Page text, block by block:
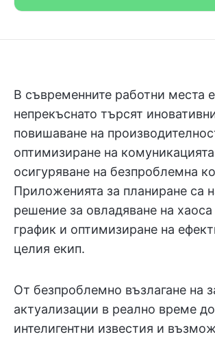
В съвременните работни места
непрекъснато търсят
повишаване на
оптимизиране на
осигуряване на безпроблемна
Приложенията за планиране са
решение за овладяване на
график и оптимизиране на
целия екип.
От безпроблемно възлагане на
актуализации в реално време до
интелигентни известия и